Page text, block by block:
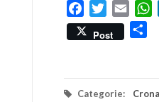
FacebookTwitterEmail
Post
Categorie: